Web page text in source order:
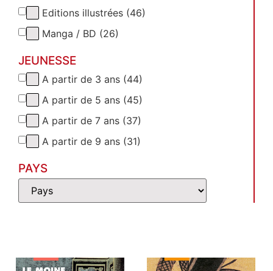
Editions illustrées (46)
Manga / BD (26)
JEUNESSE
A partir de 3 ans (44)
A partir de 5 ans (45)
A partir de 7 ans (37)
A partir de 9 ans (31)
PAYS